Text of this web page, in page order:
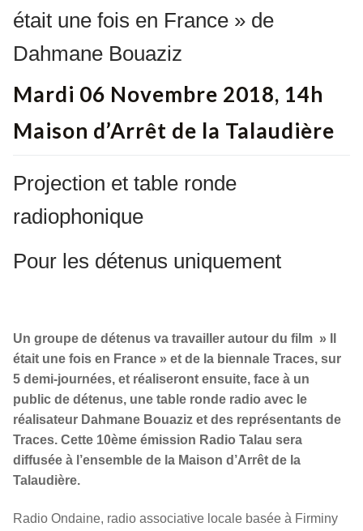
était une fois en France » de
Dahmane Bouaziz
Mardi 06 Novembre 2018, 14h
Maison d’Arrêt de la Talaudière
Projection et table ronde
radiophonique
Pour les détenus uniquement
Un groupe de détenus va travailler autour du film » Il
était une fois en France » et de la biennale Traces, sur
5 demi-journées, et réaliseront ensuite, face à un
public de détenus, une table ronde radio avec le
réalisateur Dahmane Bouaziz et des représentants de
Traces. Cette 10ème émission Radio Talau sera
diffusée à l’ensemble de la Maison d’Arrêt de la
Talaudière.
Radio Ondaine, radio associative locale basée à Firminy